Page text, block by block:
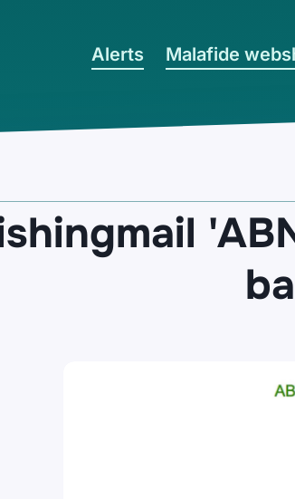
Alerts Malafide